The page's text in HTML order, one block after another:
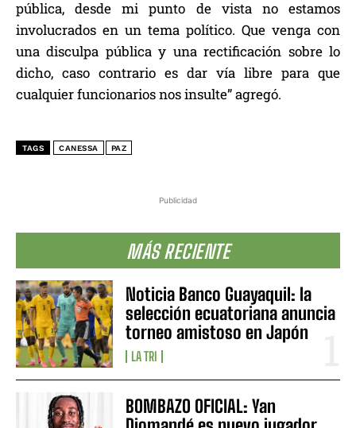
Publicidad
MÁS RECIENTE
Noticia Banco Guayaquil: la
selección ecuatoriana anuncia
torneo amistoso en Japón
LA TRI
BOMBAZO OFICIAL: Yan
pública, desde mi punto de vista no estamos
involucrados en un tema político. Que venga con
una disculpa pública y una rectificación sobre lo
dicho, caso contrario es dar vía libre para que
cualquier funcionarios nos insulte” agregó.
TAGS CANESSA PAZ